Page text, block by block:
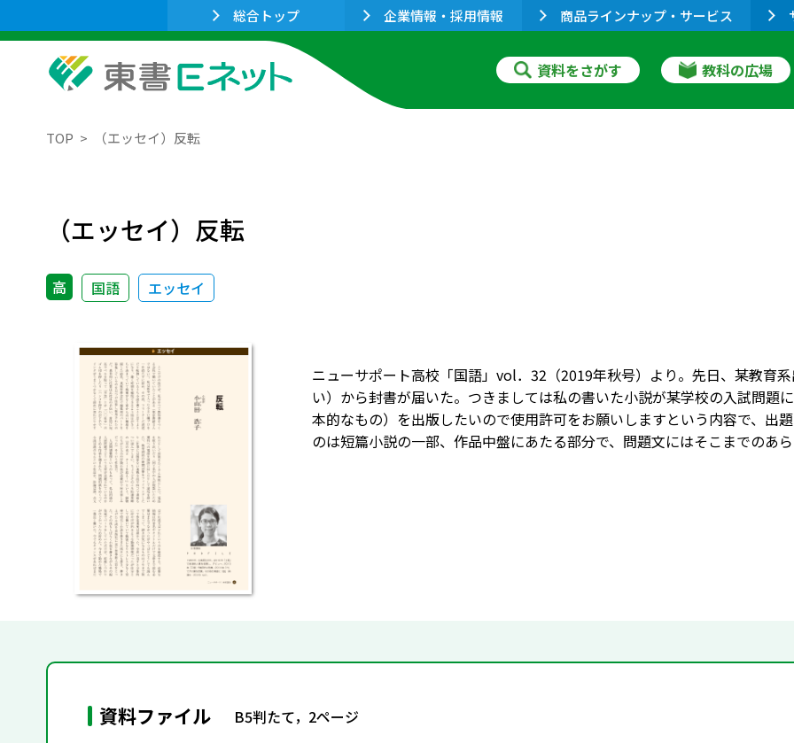
総合トップ 企業情報・採用情報 商品ラインナップ・サービス
資料をさがす 教科の広場
TOP （エッセイ）反転
（エッセイ）反転
高 国語 エッセイ
ニューサポート高校「国語」vol．32（2019年秋号）より。先日、某教育
い）から封書が届いた。つきましては私の書いた小説が某学校の入試問題
本的なもの）を出版したいので使用許可をお願いしますという内容で、出
のは短篇小説の一部、作品中盤にあたる部分で、問題文にはそこまでのあ
資料ファイル B5判たて，2ページ